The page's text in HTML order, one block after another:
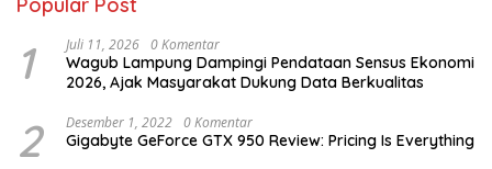
1 Juli 11, 2026 0 Komentar
Wagub Lampung Dampingi Pendataan Sensus Ekonomi
2026, Ajak Masyarakat Dukung Data Berkualitas
2 Desember 1, 2022 0 Komentar
Gigabyte GeForce GTX 950 Review: Pricing Is Everything